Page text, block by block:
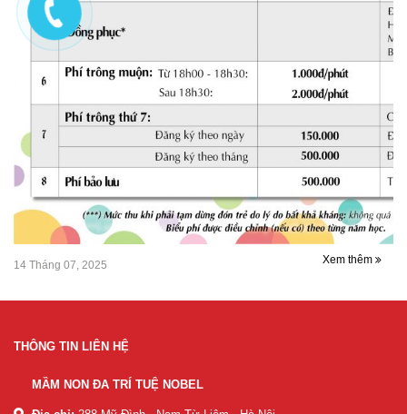
14 Tháng 07, 2025 Xem thêm
THÔNG TIN LIÊN HỆ
MẦM NON ĐA TRÍ TUỆ NOBEL